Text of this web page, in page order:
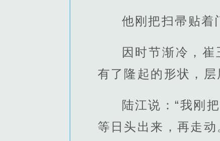
他刚把扫帚贴着
因时节渐冷，
有了隆起的形状，
陆江说：“我刚
等日头出来，再走动